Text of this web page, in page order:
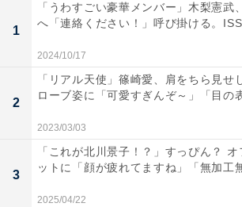
1
「うわすごい豪華メンバー」木梨憲武
へ「連絡ください！」呼び掛ける。
2024/10/17
2
「リアル天使」篠崎愛、肩をちら見せ
ローブ姿に「可愛すぎんぞ～」「目の
2023/03/03
3
「これが北川景子！？」すっぴん？ オ
ットに「顔が疲れてますね」「無加工
2025/04/22